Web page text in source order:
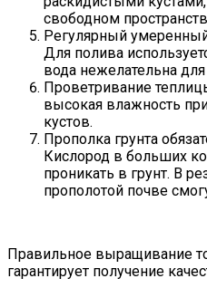
свободном
Регулярный
Для полива
вода нежелательна для
Проветривание
высокая влажность
кустов.
Прополка грунта
Кислород в больших
проникать в грунт. В
прополотой почве
Правильное выращивание
гарантирует получение